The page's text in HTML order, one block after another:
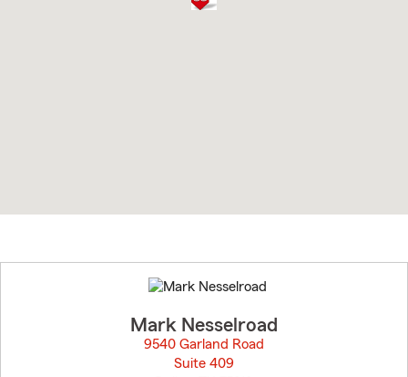
to
before
Mark Nesselroad
9540 Garland Road
Suite 409